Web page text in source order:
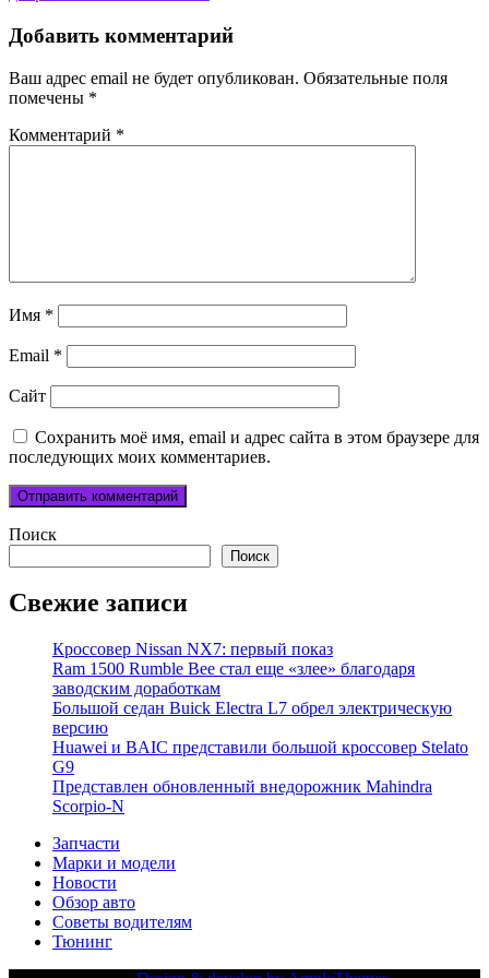
Добавить комментарий
Ваш адрес email не будет опубликован. Обязательные поля
помечены *
Комментарий *
Имя *
Email *
Сайт
Сохранить моё имя, email и адрес сайта в этом браузере для
последующих моих комментариев.
Поиск
Поиск
Свежие записи
Кроссовер Nissan NX7: первый показ
Ram 1500 Rumble Bee стал еще «злее» благодаря
заводским доработкам
Большой седан Buick Electra L7 обрел электрическую
версию
Huawei и BAIC представили большой кроссовер Stelato
G9
Представлен обновленный внедорожник Mahindra
Scorpio-N
Запчасти
Марки и модели
Новости
Обзор авто
Советы водителям
Тюнинг